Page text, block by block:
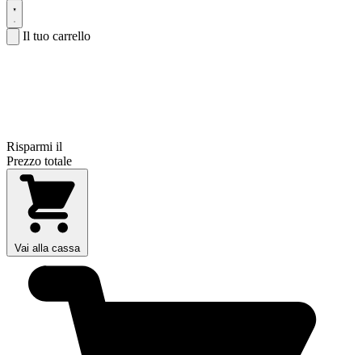
Il tuo carrello
Risparmi il
Prezzo totale
Vai alla cassa